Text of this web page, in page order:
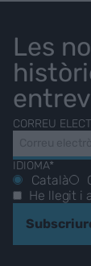
Les
CORREU
IDIOMA*
Català
He llegit i